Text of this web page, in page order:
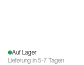
Auf Lager
Lieferung in 5-7 Tagen